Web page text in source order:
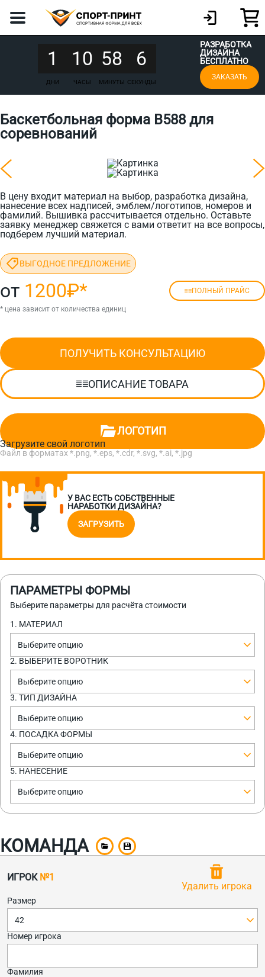
1
ДНИ
10
ЧАСЫ
58
МИНУТЫ
6
СЕКУНДЫ
РАЗРАБОТКА
ДИЗАЙНА
БЕСПЛАТНО
ЗАКАЗАТЬ
Баскетбольная форма B588 для
соревнований
В цену входит материал на выбор, разработка дизайна,
нанесение всех надписей, эмблем/логотипов, номеров и
фамилий. Вышивка рассчитывается отдельно. Оставьте
заявку менеджер свяжется с вами ответит на все вопросы,
подберем лучший материал.
ВЫГОДНОЕ ПРЕДЛОЖЕНИЕ
от 1200₽* ПОЛНЫЙ ПРАЙС
* цена зависит от количества единиц
ПОЛУЧИТЬ КОНСУЛЬТАЦИЮ
ОПИСАНИЕ ТОВАРА
ЛОГОТИП
Загрузите свой логотип
Файл в форматах *.png, *.eps, *.cdr, *.svg, *.ai, *.jpg
У ВАС ЕСТЬ СОБСТВЕННЫЕ
НАРАБОТКИ ДИЗАЙНА?
ЗАГРУЗИТЬ
ПАРАМЕТРЫ ФОРМЫ
Выберите параметры для расчёта стоимости
1. МАТЕРИАЛ
Выберите опцию
2. ВЫБЕРИТЕ ВОРОТНИК
Выберите опцию
3. ТИП ДИЗАЙНА
Выберите опцию
4. ПОСАДКА ФОРМЫ
Выберите опцию
5. НАНЕСЕНИЕ
Выберите опцию
КОМАНДА
ИГРОК №1
Удалить игрока
Размер
42
Номер игрока
Фамилия